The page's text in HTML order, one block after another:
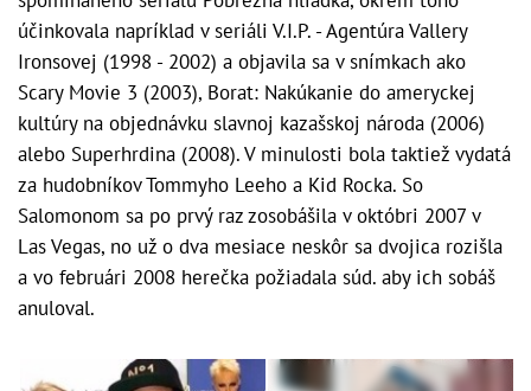
účinkovala napríklad v seriáli V.I.P. - Agentúra Vallery
Ironsovej (1998 - 2002) a objavila sa v snímkach ako
Scary Movie 3 (2003), Borat: Nakúkanie do ameryckej
kultúry na objednávku slavnoj kazašskoj národa (2006)
alebo Superhrdina (2008). V minulosti bola taktiež vydatá
za hudobníkov Tommyho Leeho a Kid Rocka. So
Salomonom sa po prvý raz zosobášila v októbri 2007 v
Las Vegas, no už o dva mesiace neskôr sa dvojica rozišla
a vo februári 2008 herečka požiadala súd. aby ich sobáš
anuloval.